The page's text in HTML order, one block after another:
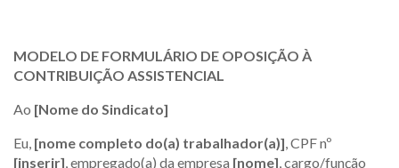
MODELO DE FORMULÁRIO DE OPOSIÇÃO À
CONTRIBUIÇÃO ASSISTENCIAL
Ao [Nome do Sindicato]
Eu, [nome completo do(a) trabalhador(a)], CPF nº
[inserir], empregado(a) da empresa [nome], cargo/função